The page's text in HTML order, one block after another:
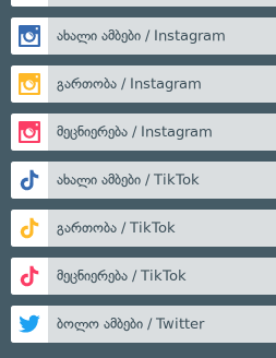
ახალი ამბები / Instagram
გართობა / Instagram
მეცნიერება / Instagram
ახალი ამბები / TikTok
გართობა / TikTok
მეცნიერება / TikTok
ბოლო ამბები / Twitter